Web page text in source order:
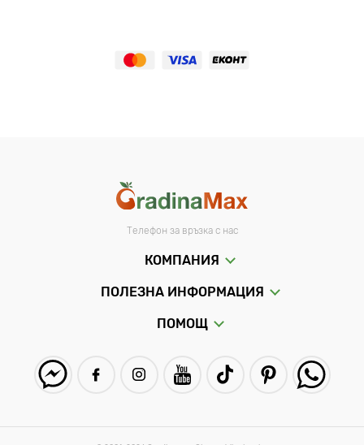
Телефон за връзка с нас
КОМПАНИЯ
ПОЛЕЗНА ИНФОРМАЦИЯ
ПОМОЩ